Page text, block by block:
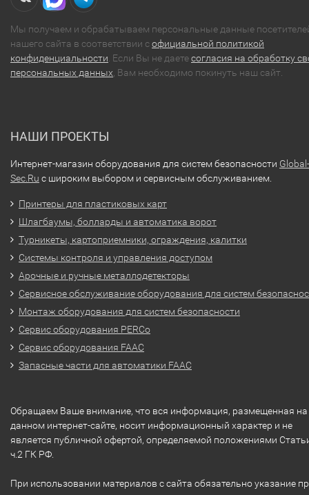
Мы получаем и обрабатываем персональные данные
нашего сайта в соответствии софициальной политикой
конфиденциальности . Если Вы не даетесогласия на обработку
персональных данных , Вам необходимо покинуть наш сайт.
НАШИ ПРОЕКТЫ
Интернет-магазин оборудования для систем безопасности Global-
Sec.Ru с широким выбором и сервисным обслуживанием.
Принтеры для пластиковых карт
Шлагбаумы, болларды и автоматика ворот
Турникеты, картоприемники, ограждения, калитки
Системы контроля и управления доступом
Арочные и ручные металлодетекторы
Сервисное обслуживание оборудования для систем
Монтаж оборудования для систем безопасности
Сервис оборудования PERCo
Сервис оборудования FAAC
Запасные части для автоматики FAAC
Обращаем Ваше внимание, что вся информация, размещенная на
данном интернет-сайте, носит информационный характер и не
является публичной офертой, определяемой положениями
ч.2 ГК РФ.
При использовании материалов с сайта обязательно указание